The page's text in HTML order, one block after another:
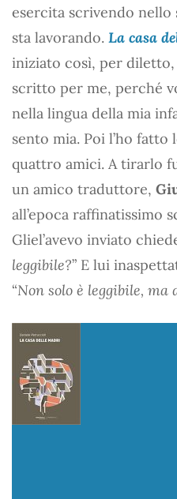
esercita scrivendo nello
sta lavorando. La casa
iniziato così, per diletto,
scritto per me, perché
nella lingua della mia
sento mia. Poi l’ho fatto
quattro amici. A tirarlo
un amico traduttore,
all’epoca raffinatissimo
Gliel’avevo inviato
leggibile?” E lui
“Non solo è leggibile, ma